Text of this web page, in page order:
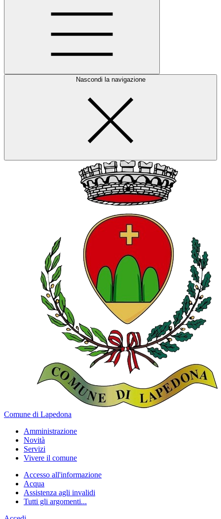
Nascondi la navigazione
Comune di Lapedona
Amministrazione
Novità
Servizi
Vivere il comune
Accesso all'informazione
Acqua
Assistenza agli invalidi
Tutti gli argomenti...